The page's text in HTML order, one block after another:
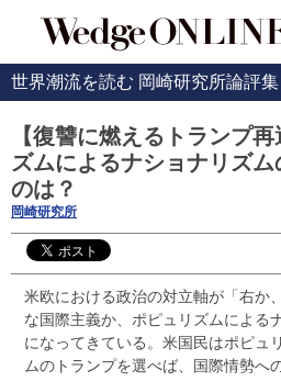
世界潮流を読む 岡崎研究所論評集
【復讐に燃えるトランプ
ズムによるナショナリズ
のは？
岡崎研究所
米欧における政治の対立軸が「右か
な国際主義か、ポピュリズムによる
になってきている。米国民はポピュ
ムのトランプを選べば、国際情勢へ